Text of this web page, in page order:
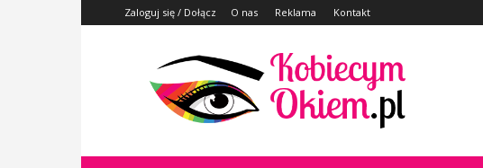
Zaloguj się / Dołącz O nas Reklama Kontakt
KobiecymOkiem.pl